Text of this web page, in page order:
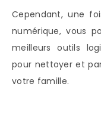
Cependant, une
numérique, vous
meilleurs outils
pour nettoyer et
votre famille.